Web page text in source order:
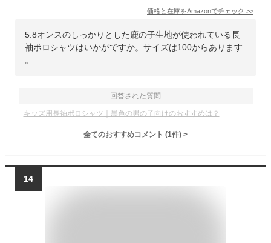
価格と在庫をAmazonでチェック >>
5.8オンスのしっかりとした鹿の子生地が使われている長
袖ポロシャツはいかがですか。サイズは100からあります
。
回答された質問
キッズ用長袖ポロシャツ｜黒色の男の子向けのおすすめは？
全てのおすすめコメント (1件) >
14